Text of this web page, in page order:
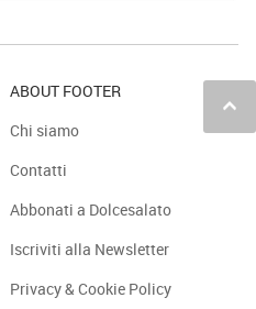
keyboard_arrow_up
ABOUT FOOTER
Chi siamo
Contatti
Abbonati a Dolcesalato
Iscriviti alla Newsletter
Privacy & Cookie Policy